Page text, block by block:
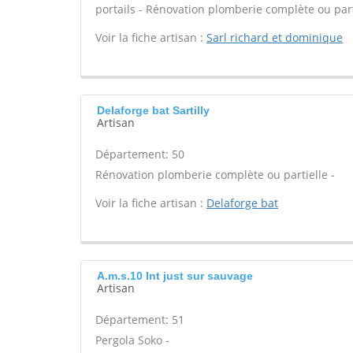
portails - Rénovation plomberie complète ou
Voir la fiche artisan : Sarl richard et dominique
Delaforge bat Sartilly
Artisan
Département: 50
Rénovation plomberie complète ou partielle -
Voir la fiche artisan : Delaforge bat
A.m.s.10 Int just sur sauvage
Artisan
Département: 51
Pergola Soko -